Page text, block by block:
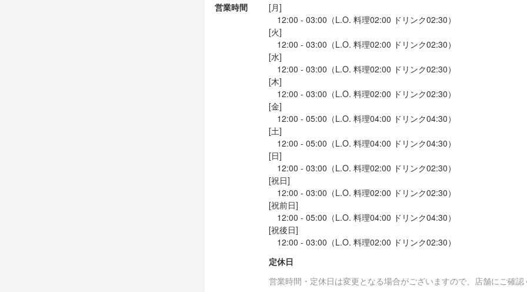
つけ汁で楽しむ〆の一品で最後にさっぱり食べられる(*´꒳...
営業時間
[月]
12:00 - 03:00（L.O. 料理02:00 ドリンク02:30）
[火]
12:00 - 03:00（L.O. 料理02:00 ドリンク02:30）
[水]
12:00 - 03:00（L.O. 料理02:00 ドリンク02:30）
[木]
12:00 - 03:00（L.O. 料理02:00 ドリンク02:30）
[金]
12:00 - 05:00（L.O. 料理04:00 ドリンク04:30）
[土]
12:00 - 05:00（L.O. 料理04:00 ドリンク04:30）
[日]
12:00 - 03:00（L.O. 料理02:00 ドリンク02:30）
[祝日]
12:00 - 03:00（L.O. 料理02:00 ドリンク02:30）
[祝前日]
12:00 - 05:00（L.O. 料理04:00 ドリンク04:30）
[祝後日]
定休日
営業時間・定休日は変更となる場合がございますので、店舗にご確認